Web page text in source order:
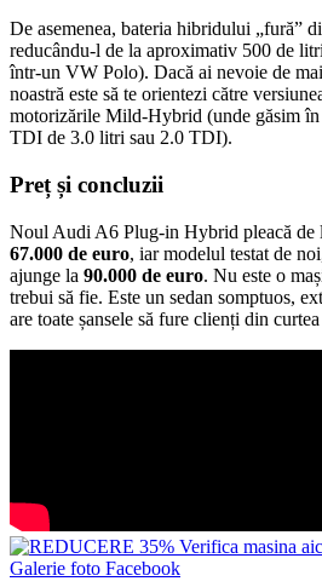
De asemenea, bateria hibridului „fură”
reducându-l de la aproximativ 500 de
într-un VW Polo). Dacă ai nevoie de
noastră este să te orientezi către
motorizările Mild-Hybrid (unde găsim
TDI de 3.0 litri sau 2.0 TDI).
Preț și concluzii
Noul Audi A6 Plug-in Hybrid pleacă de
67.000 de euro, iar modelul testat de
ajunge la 90.000 de euro. Nu este o
trebui să fie. Este un sedan somptuos,
are toate șansele să fure clienți din
Galerie foto Facebook